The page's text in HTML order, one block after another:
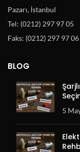
Pazarı, İstanbul
Tel: (0212) 297 97 05
Faks: (0212) 297 97 06
BLOG
5